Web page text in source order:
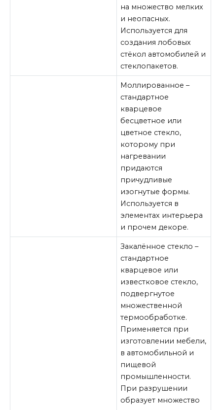
на множество мелких
и неопасных.
Используется для
создания лобовых
стёкол автомобилей и
стеклопакетов.
Моллированное –
стандартное
кварцевое
бесцветное или
цветное стекло,
которому при
нагревании
придаются
причудливые
изогнутые формы.
Используется в
элементах интерьера
и прочем декоре.
Закалённое стекло –
стандартное
кварцевое или
известковое стекло,
подвергнутое
множественной
термообработке.
Применяется при
изготовлении мебели,
в автомобильной и
пищевой
промышленности.
При разрушении
образует множество